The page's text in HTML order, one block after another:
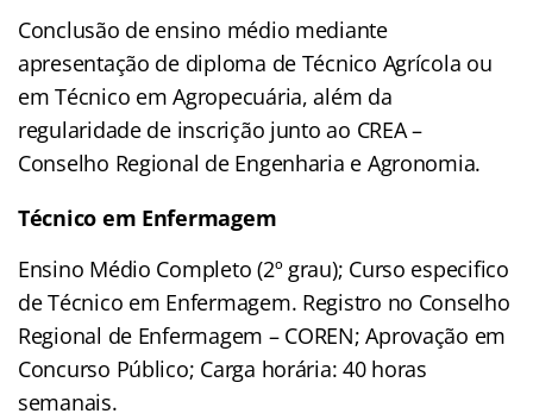
Conclusão de ensino médio mediante
apresentação de diploma de Técnico Agrícola ou
em Técnico em Agropecuária, além da
regularidade de inscrição junto ao CREA –
Conselho Regional de Engenharia e Agronomia.
Técnico em Enfermagem
Ensino Médio Completo (2º grau); Curso especifico
de Técnico em Enfermagem. Registro no Conselho
Regional de Enfermagem – COREN; Aprovação em
Concurso Público; Carga horária: 40 horas
semanais.